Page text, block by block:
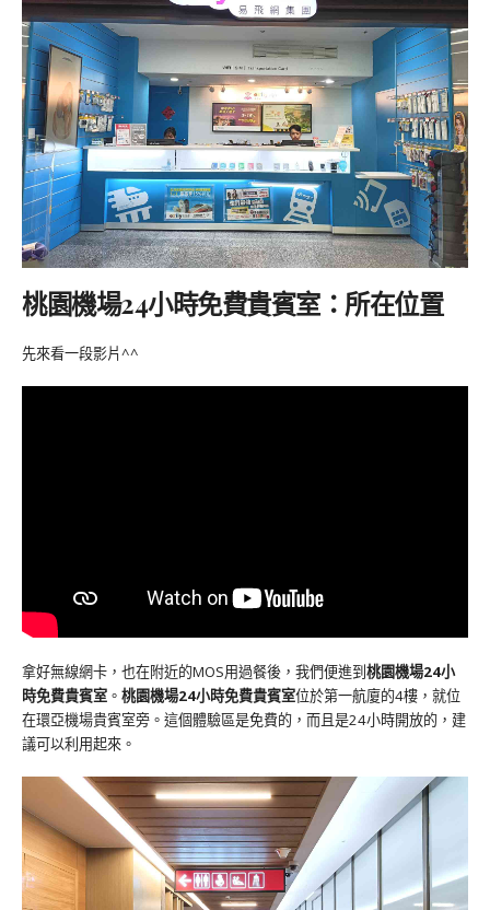
桃園機場24小時免費貴賓室：所在位置
先來看一段影片^^
拿好無線網卡，也在附近的MOS用過餐後，我們便進到桃園機場24小
時免費貴賓室 。 桃園機場24小時免費貴賓室位於第一航廈的4樓，就位
在環亞機場貴賓室旁。這個體驗區是免費的，而且是24小時開放的，建
議可以利用起來。